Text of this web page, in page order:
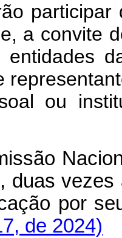
participar
a convite
ou
duas
por
de 2024)